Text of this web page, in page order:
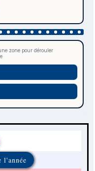
zone pour dérouler
l'année